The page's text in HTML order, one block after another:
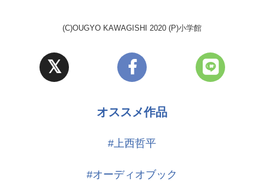
(C)OUGYO KAWAGISHI 2020 (P)小学館
オススメ作品
#上西哲平
#オーディオブック